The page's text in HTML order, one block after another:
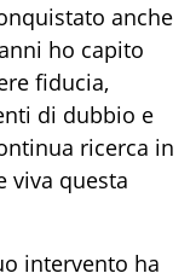
anche
ho capito
fiducia,
di dubbio e
ricerca in
viva questa
intervento ha